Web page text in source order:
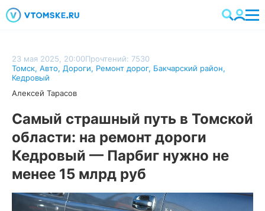
23 мая 2025, 20:00Прочтений: 7530
Томск, Авто, Дороги, Ремонт дорог, Бакчарский район,
Кедровый
Алексей Тарасов
Самый страшный путь в Томской
области: на ремонт дороги
Кедровый — Парбиг нужно не
менее 15 млрд руб